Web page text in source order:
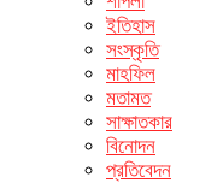
ইতিহাস
সংস্কৃতি
মাহফিল
মতামত
সাক্ষাতকার
বিনোদন
প্রতিবেদন